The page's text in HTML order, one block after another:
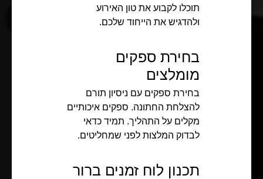
תוכלו לקבוע את טון האירוע
ולהדגיש את הייחוד שלכם.
בחירת ספקים
מומלצים
בחירת ספקים עם ניסיון תורם
להצלחת החתונה. ספקים איכותיים
מקלים על התהליך. תמיד כדאי
לבדוק המלצות לפני שמחליטים.
תכנון לוח זמנים ברור